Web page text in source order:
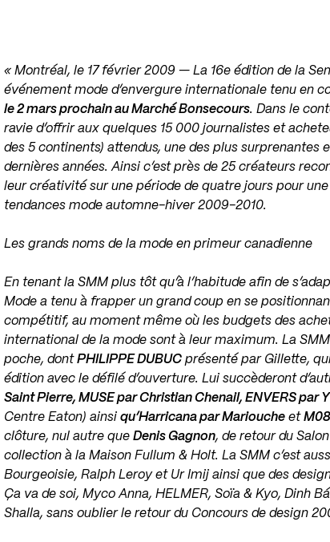
« Montréal, le 17 février 2009 — La 16e édition de la
événement mode d’envergure internationale tenu en
le 2 mars prochain au Marché Bonsecours. Dans le
ravie d’offrir aux quelques 15 000 journalistes et
des 5 continents) attendus, une des plus surprenantes
dernières années. Ainsi c’est près de 25 créateurs
leur créativité sur une période de quatre jours pour
tendances mode automne-hiver 2009-2010.
Les grands noms de la mode en primeur canadienne
En tenant la SMM plus tôt qu’à l’habitude afin de
Mode a tenu à frapper un grand coup en se
compétitif, au moment même où les budgets des
international de la mode sont à leur maximum. La
poche, dontPHILIPPE DUBUC présenté par Gillette,
édition avec le défilé d’ouverture. Lui succèderont
Saint Pierre, MUSE par Christian Chenail, ENVERS par
Centre Eaton) ainsiqu’Harricana par Mariouche et
clôture, nul autre queDenis Gagnon, de retour du
collection à la Maison Fullum & Holt. La SMM c’est
Bourgeoisie, Ralph Leroy et Ur Imij ainsi que des
Ça va de soi, Myco Anna, HELMER, Soïa & Kyo, Dinh
Shalla, sans oublier le retour du Concours de design